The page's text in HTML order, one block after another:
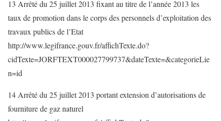
13 Arrêté du 25 juillet 2013 fixant au titre de l’année 2013 les
taux de promotion dans le corps des personnels d’exploitation des
travaux publics de l’Etat
http://www.legifrance.gouv.fr/affichTexte.do?
cidTexte=JORFTEXT000027799737&dateTexte=&categorieLie
n=id
14 Arrêté du 25 juillet 2013 portant extension d’autorisations de
fourniture de gaz naturel